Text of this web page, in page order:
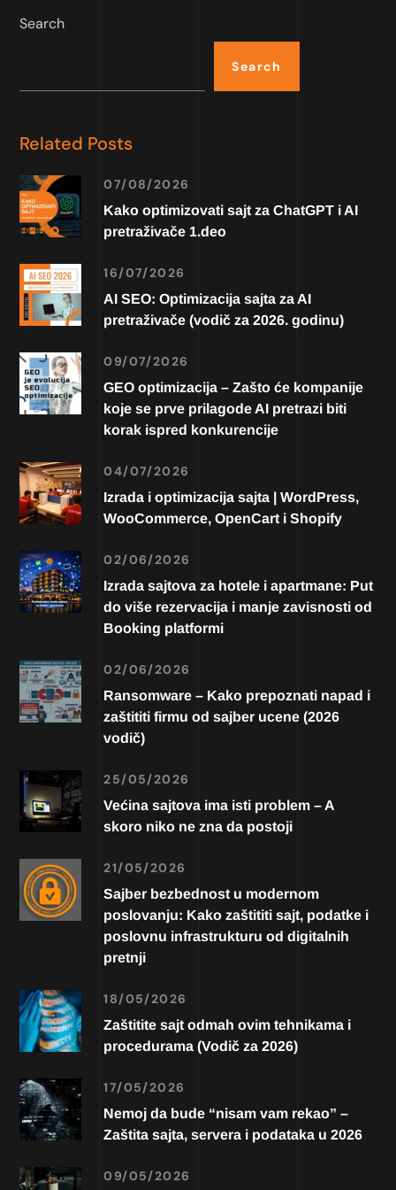
Search
Search
Related Posts
07/08/2026
Kako optimizovati sajt za ChatGPT i AI
pretraživače 1.deo
16/07/2026
AI SEO: Optimizacija sajta za AI
pretraživače (vodič za 2026. godinu)
09/07/2026
GEO optimizacija – Zašto će kompanije
koje se prve prilagode AI pretrazi biti
korak ispred konkurencije
04/07/2026
Izrada i optimizacija sajta | WordPress,
WooCommerce, OpenCart i Shopify
02/06/2026
Izrada sajtova za hotele i apartmane: Put
do više rezervacija i manje zavisnosti od
Booking platformi
02/06/2026
Ransomware – Kako prepoznati napad i
zaštititi firmu od sajber ucene (2026
vodič)
25/05/2026
Većina sajtova ima isti problem – A
skoro niko ne zna da postoji
21/05/2026
Sajber bezbednost u modernom
poslovanju: Kako zaštititi sajt, podatke i
poslovnu infrastrukturu od digitalnih
pretnji
18/05/2026
Zaštitite sajt odmah ovim tehnikama i
procedurama (Vodič za 2026)
17/05/2026
Nemoj da bude “nisam vam rekao” –
Zaštita sajta, servera i podataka u 2026
09/05/2026